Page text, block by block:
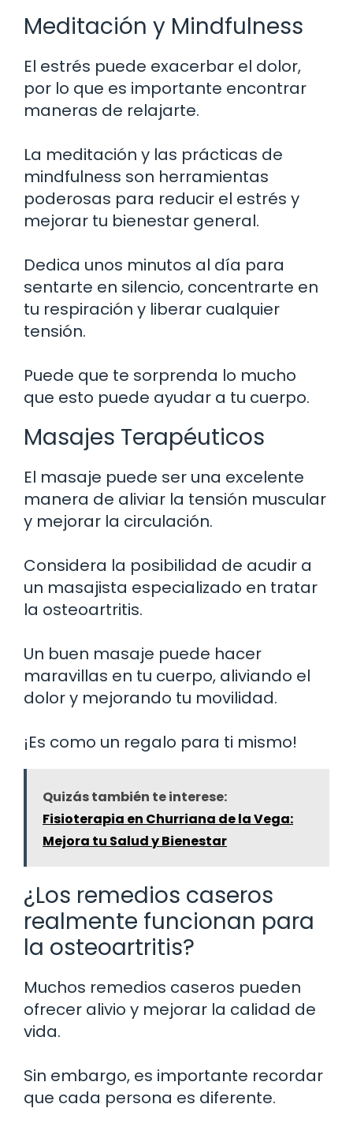
Meditación y Mindfulness
El estrés puede exacerbar el dolor,
por lo que es importante encontrar
maneras de relajarte.
La meditación y las prácticas de
mindfulness son herramientas
poderosas para reducir el estrés y
mejorar tu bienestar general.
Dedica unos minutos al día para
sentarte en silencio, concentrarte en
tu respiración y liberar cualquier
tensión.
Puede que te sorprenda lo mucho
que esto puede ayudar a tu cuerpo.
Masajes Terapéuticos
El masaje puede ser una excelente
manera de aliviar la tensión muscular
y mejorar la circulación.
Considera la posibilidad de acudir a
un masajista especializado en tratar
la osteoartritis.
Un buen masaje puede hacer
maravillas en tu cuerpo, aliviando el
dolor y mejorando tu movilidad.
¡Es como un regalo para ti mismo!
Quizás también te interese:
Fisioterapia en Churriana de la Vega:
Mejora tu Salud y Bienestar
¿Los remedios caseros
realmente funcionan para
la osteoartritis?
Muchos remedios caseros pueden
ofrecer alivio y mejorar la calidad de
vida.
Sin embargo, es importante recordar
que cada persona es diferente.